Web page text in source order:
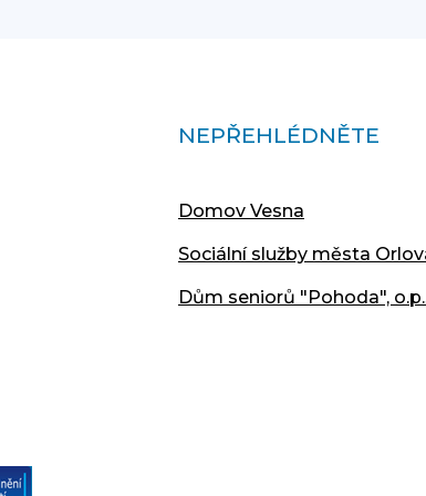
NEPŘEHLÉDNĚTE
Domov Vesna
Sociální služby města
Dům seniorů "Pohoda",